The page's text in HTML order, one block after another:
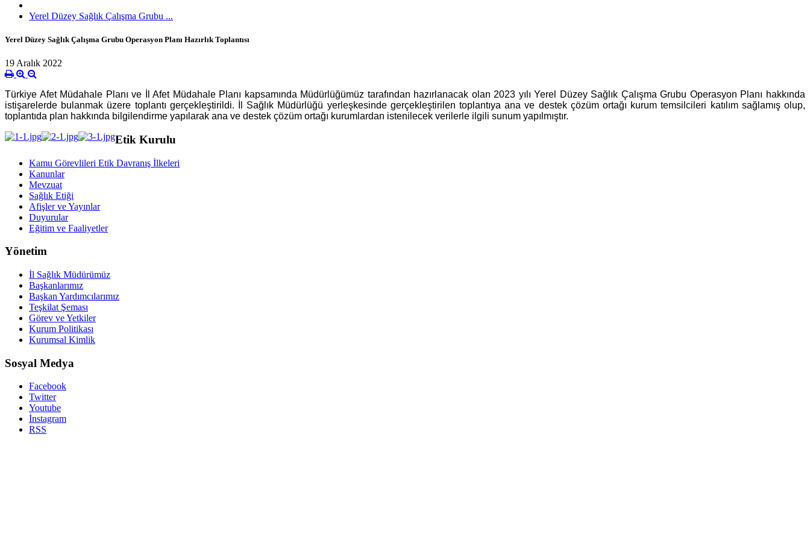
Yerel Düzey Sağlık Çalışma Grubu ...
Yerel Düzey Sağlık Çalışma Grubu Operasyon Planı Hazırlık Toplantısı
19 Aralık 2022
Türkiye Afet Müdahale Planı ve İl Afet Müdahale Planı kapsamında Müdürlüğümüz tarafından hazırlanacak olan 2023 yılı Yerel Düzey Sağlık Çalışma Grubu Operasyon Planı hakkında
istişarelerde bulanmak üzere toplantı gerçekleştirildi. İl Sağlık Müdürlüğü yerleşkesinde gerçekleştirilen toplantıya ana ve destek çözüm ortağı kurum temsilcileri katılım sağlamış olup,
toplantıda plan hakkında bilgilendirme yapılarak ana ve destek çözüm ortağı kurumlardan istenilecek verilerle ilgili sunum yapılmıştır.
Etik Kurulu
Kamu Görevlileri Etik Davranış İlkeleri
Kanunlar
Mevzuat
Sağlık Etiği
Afişler ve Yayınlar
Duyurular
Eğitim ve Faaliyetler
Yönetim
İl Sağlık Müdürümüz
Başkanlarımız
Başkan Yardımcılarımız
Teşkilat Şeması
Görev ve Yetkiler
Kurum Politikası
Kurumsal Kimlik
Sosyal Medya
Facebook
Twitter
Youtube
İnstagram
RSS